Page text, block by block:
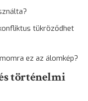
tükröződhet
ez az álomkép?
történelmi